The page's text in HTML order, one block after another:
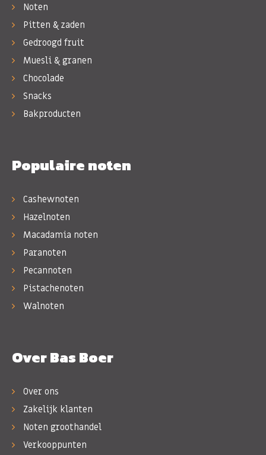
Noten
Pitten & zaden
Gedroogd fruit
Muesli & granen
Chocolade
Snacks
Bakproducten
Populaire noten
Cashewnoten
Hazelnoten
Macadamia noten
Paranoten
Pecannoten
Pistachenoten
Walnoten
Over Bas Boer
Over ons
Zakelijk klanten
Noten groothandel
Verkooppunten